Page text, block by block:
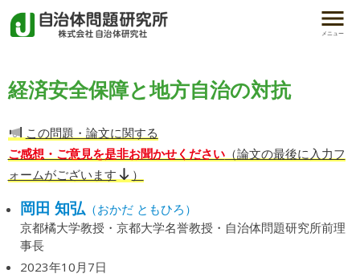
メニュー
経済安全保障と地方自治の対抗
この問題・論文に関する
ご感想・ご意見を是非お聞かせください（論文の最後に入力フ
ォームがございます
）
岡田 知弘（おかだ ともひろ）
京都橘大学教授・京都大学名誉教授・自治体問題研究所前理
事長
2023年10月7日